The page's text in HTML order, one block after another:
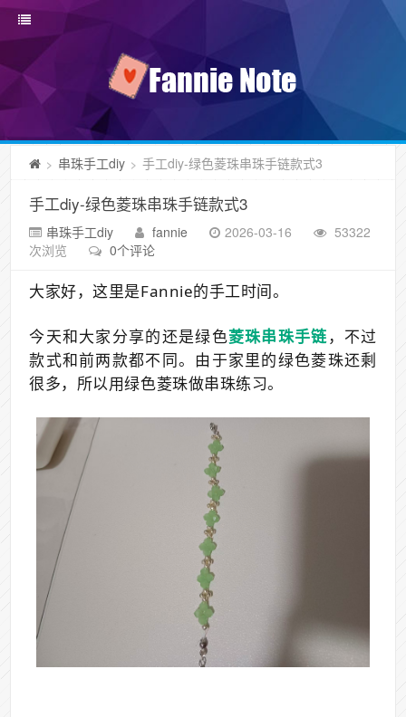
> 串珠手工diy > 手工diy-绿色菱珠串珠手链款式3
手工diy-绿色菱珠串珠手链款式3
串珠手工diy fannie 2026-03-16
53322
次浏览
0个评论
大家好，这里是Fannie的手工时间。
今天和大家分享的还是绿色菱珠串珠手链，不过
款式和前两款都不同。 由于家里的绿色菱珠还剩
很多，所以用绿色菱珠做串珠练习。